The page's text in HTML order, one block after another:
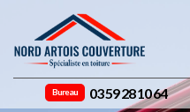
Bureau 03 59 28 10 64